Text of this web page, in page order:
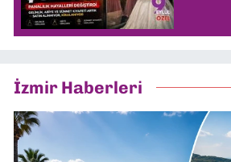
İzmir Haberleri